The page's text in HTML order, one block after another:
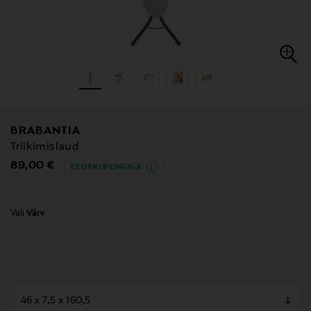
BRABANTIA
Triikimislaud
Original Price
89,00 € EELIS KUPONGIGA
Vali Värv